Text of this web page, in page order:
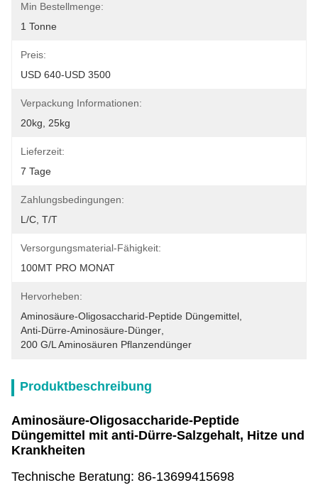
Min Bestellmenge:
1 Tonne
Preis:
USD 640-USD 3500
Verpackung Informationen:
20kg, 25kg
Lieferzeit:
7 Tage
Zahlungsbedingungen:
L/C, T/T
Versorgungsmaterial-Fähigkeit:
100MT PRO MONAT
Hervorheben:
Aminosäure-Oligosaccharid-Peptide Düngemittel
Anti-Dürre-Aminosäure-Dünger
200 G/l Aminosäuren Pflanzendünger
Produktbeschreibung
Aminosäure-Oligosaccharide-Peptide
Düngemittel mit anti-Dürre-Salzgehalt, Hitze und
Krankheiten
Technische Beratung: 86-13699415698